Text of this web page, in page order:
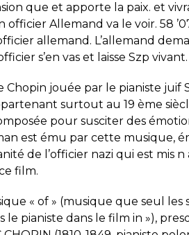
que et apporte la paix. et
Allemand va le voir. 58
allemand. L’allemand
s’en vas et laisse Szp vivant.
Chopin jouée par le pianiste juif
surtout au 19 ème
pour susciter des
est ému par cette musique,
de l’officier nazi qui est mis n
film.
« of » (musique que seul
pianiste dans le film in »),